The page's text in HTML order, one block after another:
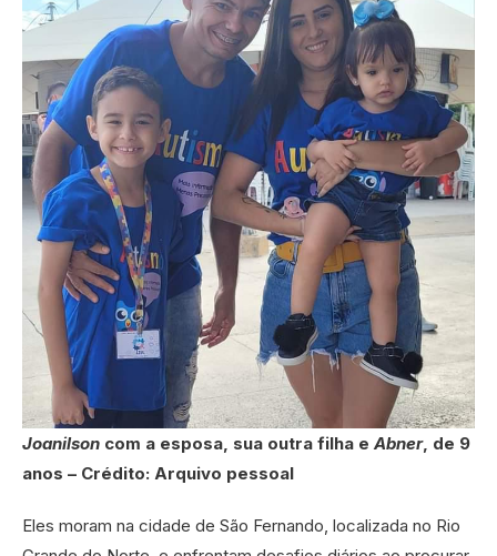
Joanilson com a esposa, sua outra filha e Abner, de 9
anos – Crédito: Arquivo pessoal
Eles moram na cidade de São Fernando, localizada no Rio